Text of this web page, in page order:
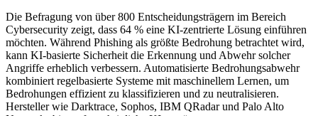
Die Befragung von über 800 Entscheidungsträgern im Bereich
Cybersecurity zeigt, dass 64 % eine KI-zentrierte Lösung einführen
möchten. Während Phishing als größte Bedrohung betrachtet wird,
kann KI-basierte Sicherheit die Erkennung und Abwehr solcher
Angriffe erheblich verbessern. Automatisierte Bedrohungsabwehr
kombiniert regelbasierte Systeme mit maschinellem Lernen, um
Bedrohungen effizient zu klassifizieren und zu neutralisieren.
Hersteller wie Darktrace, Sophos, IBM QRadar und Palo Alto